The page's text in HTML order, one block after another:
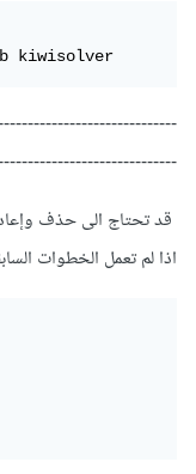
kiwisolver
قد تحتاج الى حذف
اذا لم تعمل الخطوات